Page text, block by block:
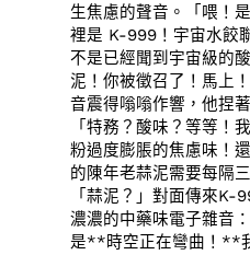
生焦慮的聲音。「喂！
裡是 K-999！宇宙水餃
不是已經聞到宇宙級的
泥！你被徵召了！馬上
音震得嗡嗡作響，他捏
「特務？酸味？等等！
粉過度膨脹的焦慮味！
的陳年老蒜泥需要每隔
「蒜泥？」對面傳來K-
濃濃的中藥味電子雜音
是**時空正在彎曲！**